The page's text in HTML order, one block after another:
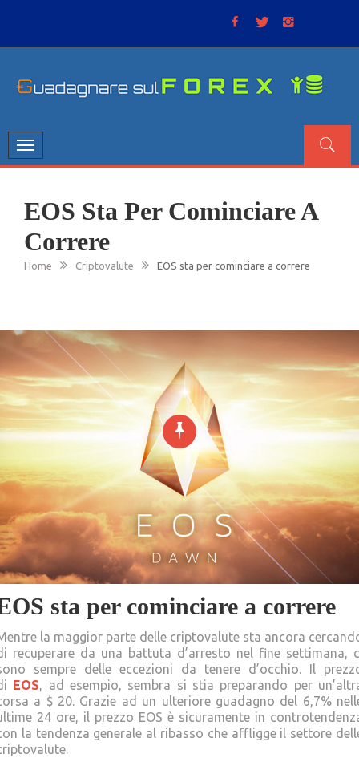
Toggle
navigation
EOS Sta Per Cominciare A
Correre
Home Criptovalute EOS sta per cominciare a correre
sta per cominciare a correre
la maggior parte delle criptovalute sta ancora
recuperare da una battuta d’arresto nel fine settimana,
sempre delle eccezioni da tenere d’occhio. Il
EOS, ad esempio, sembra si stia preparando per
a $ 20. Grazie ad un ulteriore guadagno del 6,7%
24 ore, il prezzo EOS è sicuramente in
la tendenza generale al ribasso che affligge il settore